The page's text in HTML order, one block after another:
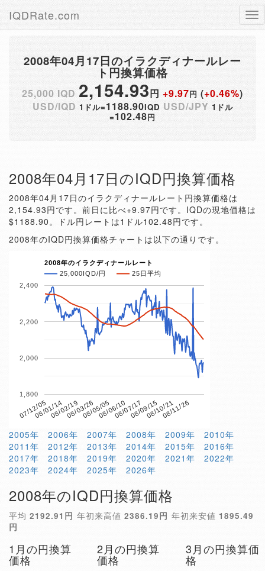
IQDRate.com
2008年04月17日のイラクディナールレー
ト円換算価格
25,000 IQD 2,154.93円+9.97円 (+0.46%)
USD/IQD 1ドル=1188.90IQD USD/JPY 1ドル
=102.48円
2008年04月17日のIQD円換算価格
2008年04月17日のイラクディナールレート円換算価格は
2,154.93円です。前日に比べ+9.97円です。IQDの現地価格は
$1188.90。ドル円レートは1ドル102.48円です。
2008年のIQD円換算価格チャートは以下の通りです。
2008年のイラクディナールレート
25,000IQD/円
25日平均
07/12/0508/01/1408/02/1908/03/2608/05/0508/06/1008/07/1708/09/1508/10/2108/11/26
1,800
2,000
2,200
2,400
2005年 2006年 2007年 2008年 2009年
2010年
2011年
2012年 2013年 2014年 2015年
2016年
2017年
2018年 2019年 2020年 2021年
2022年
2023年
2024年 2025年 2026年
2008年のIQD円換算価格
平均 2192.91円 年初来高値 2386.19円 年初来安値 1895.49
円
1月の円換算
価格
2月の円換算
価格
3月の円換算価
格